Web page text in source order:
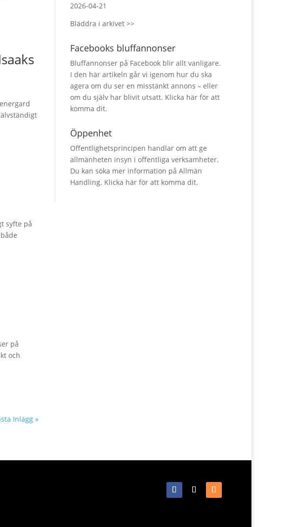
syfte på
på
och
Inlägg »
2026-04-21
Bläddra i arkivet >>
Facebooks bluffannonser
Bluffannonser på Facebook blir allt vanligare.
I den här artikeln går vi igenom hur du ska
agera om du ser en misstänkt annons – eller
om du själv har blivit utsatt. Klicka här för att
komma dit.
Öppenhet
Offentlighetsprincipen handlar om att ge
allmänheten insyn i offentliga verksamheter.
Du kan söka mer information på Allmän
Handling. Klicka här för att komma dit.